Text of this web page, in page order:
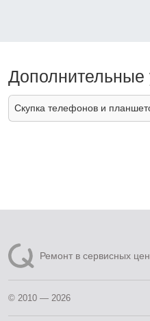
Дополнительные
Скупка телефонов и
Ремонт в сервисных
© 2010 — 2026